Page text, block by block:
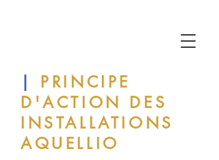
PRINCIPE
D'ACTION DES
INSTALLATIONS
AQUELLIO